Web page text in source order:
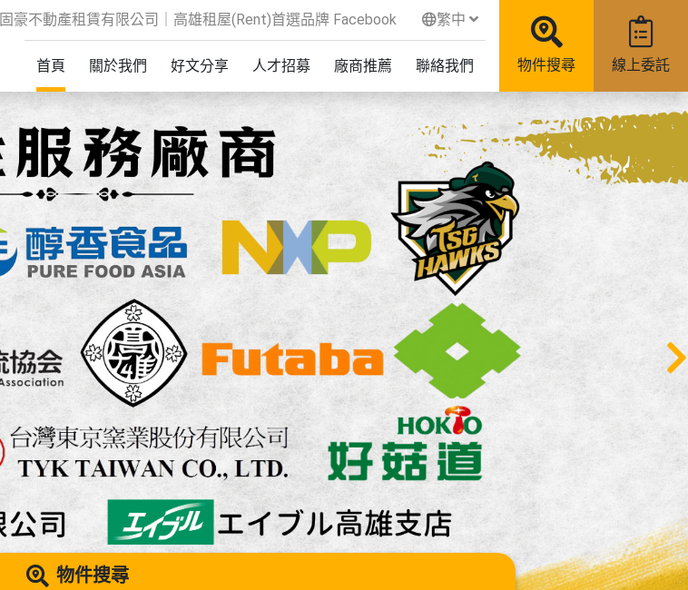
固豪不動產租賃有限公司｜高雄租屋(Rent)首選品牌 Facebook 繁中
首頁 關於我們 好文分享 人才招募 廠商推薦 聯絡我們 物件搜尋 線上委託
物件搜尋